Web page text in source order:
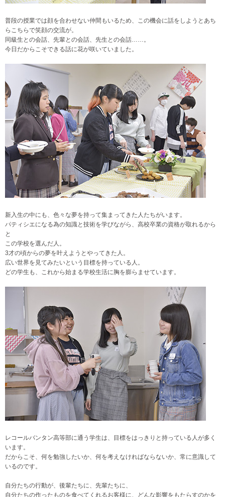
普段の授業では顔を合わせない仲間もいるため、この機会に話をしようとあち
らこちらで笑顔の交流が。
同級生との会話、先輩との会話、先生との会話……。
今日だからこそできる話に花が咲いていました。
新入生の中にも、色々な夢を持って集まってきた人たちがいます。
パティシエになる為の知識と技術を学びながら、高校卒業の資格が取れるから
と
この学校を選んだ人。
3才の頃からの夢を叶えようとやってきた人。
広い世界を見てみたいという目標を持っている人。
どの学生も、これから始まる学校生活に胸を膨らませています。
レコールバンタン高等部に通う学生は、目標をはっきりと持っている人が多く
います。
だからこそ、何を勉強したいか、何を考えなければならないか、常に意識して
いるのです。
自分たちの行動が、後輩たちに、先輩たちに、
自分たちの作ったものを食べてくれるお客様に、どんな影響をもたらすのかを